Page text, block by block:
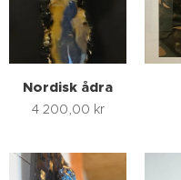
Nordisk ådra
4 200,00 kr